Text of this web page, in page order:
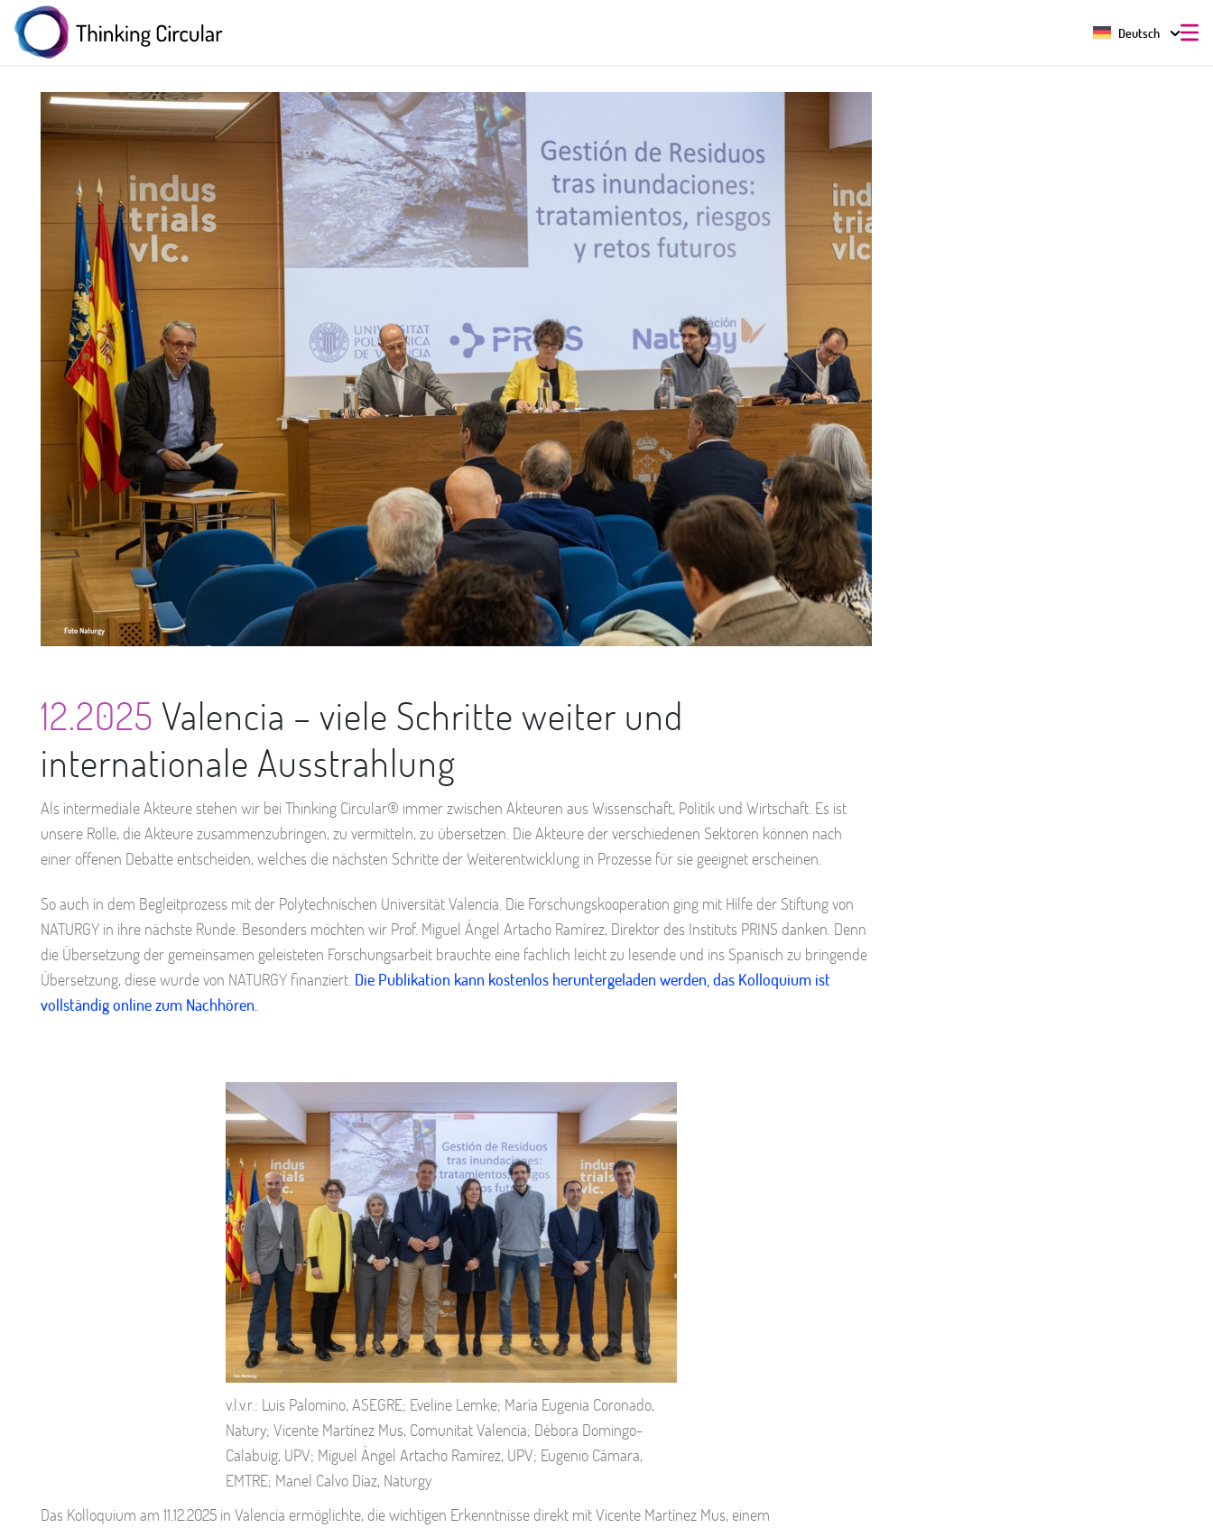
Deutsch
12.2025 Valencia – viele Schritte weiter und
internationale Ausstrahlung
Als intermediale Akteure stehen wir bei Thinking Circular® immer zwischen Akteuren aus Wissenschaft, Politik und Wirtschaft. Es ist
unsere Rolle, die Akteure zusammenzubringen, zu vermitteln, zu übersetzen. Die Akteure der verschiedenen Sektoren können nach
einer offenen Debatte entscheiden, welches die nächsten Schritte der Weiterentwicklung in Prozesse für sie geeignet erscheinen.
So auch in dem Begleitprozess mit der Polytechnischen Universität Valencia. Die Forschungskooperation ging mit Hilfe der Stiftung von
NATURGY in ihre nächste Runde. Besonders möchten wir Prof. Miguel Ángel Artacho Ramírez, Direktor des Instituts PRINS danken. Denn
die Übersetzung der gemeinsamen geleisteten Forschungsarbeit brauchte eine fachlich leicht zu lesende und ins Spanisch zu bringende
Übersetzung, diese wurde von NATURGY finanziert. Die Publikation kann kostenlos heruntergeladen werden, das Kolloquium ist
vollständig online zum Nachhören.
v.l.v.r.: Luis Palomino, ASEGRE; Eveline Lemke; María Eugenia Coronado,
Natury; Vicente Martínez Mus, Comunitat Valencia; Débora Domingo-
Calabuig, UPV; Miguel Àngel Artacho Ramírez, UPV; Eugenio Cámara,
EMTRE; Manel Calvo Díaz, Naturgy
Das Kolloquium am 11.12.2025 in Valencia ermöglichte, die wichtigen Erkenntnisse direkt mit Vicente Martínez Mus, einem